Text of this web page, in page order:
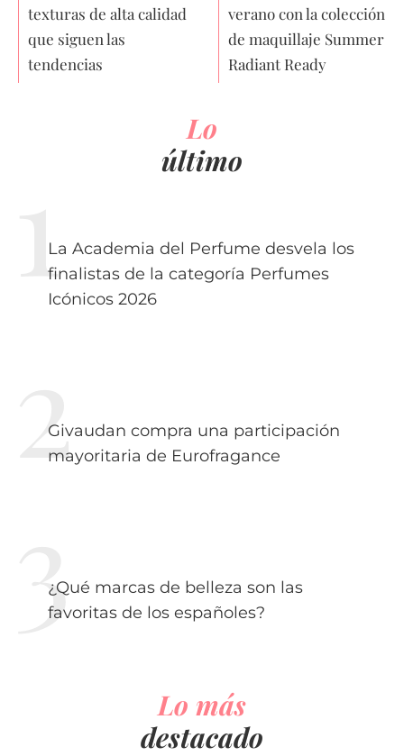
texturas de alta calidad
que siguen las
tendencias
verano con la colección
de maquillaje Summer
Radiant Ready
Lo
último
La Academia del Perfume desvela los
finalistas de la categoría Perfumes
Icónicos 2026
Givaudan compra una participación
mayoritaria de Eurofragance
¿Qué marcas de belleza son las
favoritas de los españoles?
Lo más
destacado